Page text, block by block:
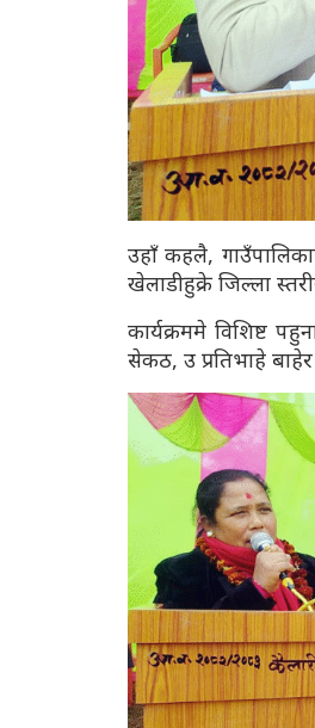
उहाँ कहलै,
खेलाडीहुक्रे जिल्ला
कार्यक्रममे विशिष्ट
सेकठ, उ प्रतिभाहे बाहेर